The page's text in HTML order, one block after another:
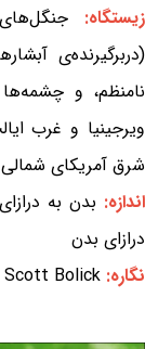
زیستگاه:
(دربرگیرنده‌ی
نامنظم، و
ویرجینیا و غرب
شرق آمریکای شمالی
اندازه:
درازای بدن
نگاره: Scott Bolick